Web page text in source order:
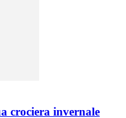
crociera invernale